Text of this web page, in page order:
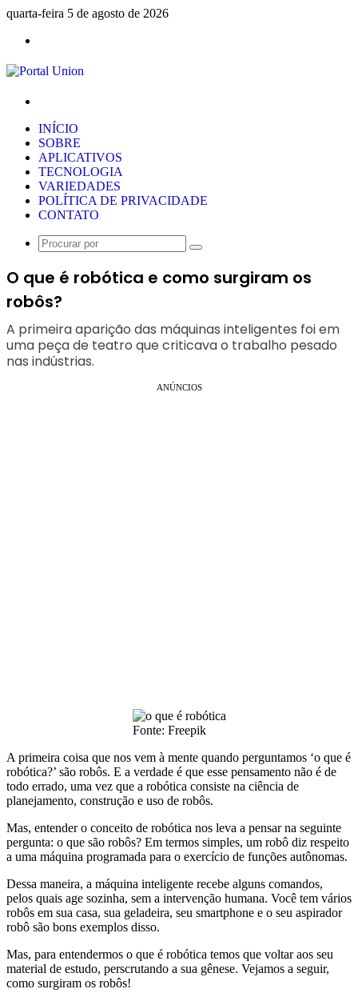
quarta-feira 5 de agosto de 2026
INÍCIO
SOBRE
APLICATIVOS
TECNOLOGIA
VARIEDADES
POLÍTICA DE PRIVACIDADE
CONTATO
Procurar
O que é robótica e como surgiram os
robôs?
A primeira aparição das máquinas inteligentes foi em
uma peça de teatro que criticava o trabalho pesado
nas indústrias.
ANÚNCIOS
Fonte: Freepik
A primeira coisa que nos vem à mente quando perguntamos ‘o que é
robótica?’ são robôs. E a verdade é que esse pensamento não é de
todo errado, uma vez que a robótica consiste na ciência de
planejamento, construção e uso de robôs.
Mas, entender o conceito de robótica nos leva a pensar na seguinte
pergunta: o que são robôs? Em termos simples, um robô diz respeito
a uma máquina programada para o exercício de funções autônomas.
Dessa maneira, a máquina inteligente recebe alguns comandos,
pelos quais age sozinha, sem a intervenção humana. Você tem vários
robôs em sua casa, sua geladeira, seu smartphone e o seu aspirador
robô são bons exemplos disso.
Mas, para entendermos o que é robótica temos que voltar aos seu
material de estudo, perscrutando a sua gênese. Vejamos a seguir,
como surgiram os robôs!